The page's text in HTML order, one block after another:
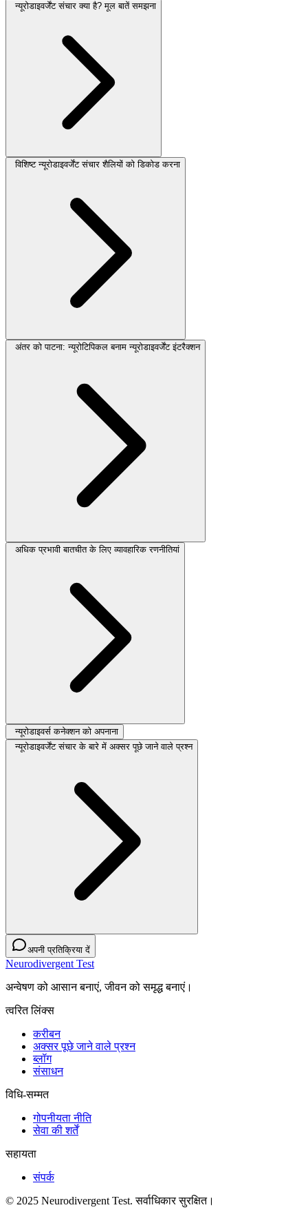
न्यूरोडाइवर्जेंट संचार क्या है? मूल बातें समझना
विशिष्ट न्यूरोडाइवर्जेंट संचार शैलियों को डिकोड करना
अंतर को पाटना: न्यूरोटिपिकल बनाम न्यूरोडाइवर्जेंट इंटरैक्शन
अधिक प्रभावी बातचीत के लिए व्यावहारिक रणनीतियां
न्यूरोडाइवर्स कनेक्शन को अपनाना
न्यूरोडाइवर्जेंट संचार के बारे में अक्सर पूछे जाने वाले प्रश्न
अपनी प्रतिक्रिया दें
Neurodivergent Test
अन्वेषण को आसान बनाएं, जीवन को समृद्ध बनाएं।
त्वरित लिंक्स
करीबन
अक्सर पूछे जाने वाले प्रश्न
ब्लॉग
संसाधन
विधि-सम्‍मत
गोपनीयता नीति
सेवा की शर्तें
सहायता
संपर्क
© 2025 Neurodivergent Test. सर्वाधिकार सुरक्षित।